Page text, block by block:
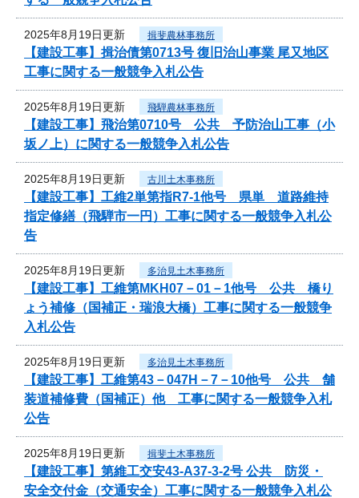
2025年8月19日更新 揖斐農林事務所
【建設工事】揖治債第0713号 復旧治山事業 尾又地区
工事に関する一般競争入札公告
2025年8月19日更新 飛騨農林事務所
【建設工事】飛治第0710号 公共 予防治山工事（小
坂ノ上）に関する一般競争入札公告
2025年8月19日更新 古川土木事務所
【建設工事】工維2単第指R7-1他号 県単 道路維持
指定修繕（飛騨市一円）工事に関する一般競争入札公
告
2025年8月19日更新 多治見土木事務所
【建設工事】工維第MKH07－01－1他号 公共 橋り
ょう補修（国補正・瑞浪大橋）工事に関する一般競争
入札公告
2025年8月19日更新 多治見土木事務所
【建設工事】工維第43－047H－7－10他号 公共 舗
装道補修費（国補正）他 工事に関する一般競争入札
公告
2025年8月19日更新 揖斐土木事務所
【建設工事】第維工交安43-A37-3-2号 公共 防災・
安全交付金（交通安全）工事に関する一般競争入札公